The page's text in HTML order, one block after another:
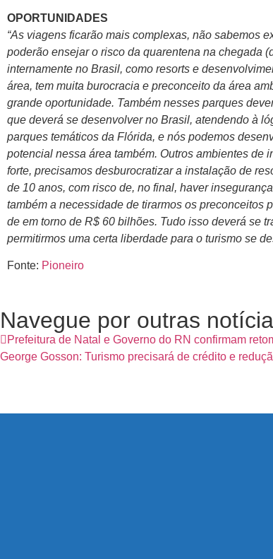
OPORTUNIDADES
“As viagens ficarão mais complexas, não sabemos
poderão ensejar o risco da quarentena na chegada
internamente no Brasil, como resorts e
área, tem muita burocracia e preconceito da área
grande oportunidade. Também nesses parques
que deverá se desenvolver no Brasil, atendendo à
parques temáticos da Flórida, e nós podemos
potencial nessa área também. Outros ambientes de
forte, precisamos desburocratizar a instalação de
de 10 anos, com risco de, no final, haver
também a necessidade de tirarmos os preconceitos
de em torno de R$ 60 bilhões. Tudo isso deverá se
permitirmos uma certa liberdade para o turismo se
Fonte: Pioneiro
Navegue por outras
Prefeitura de Natal e Governo do RN confirmam
George Gosson: Turismo precisará de crédito e